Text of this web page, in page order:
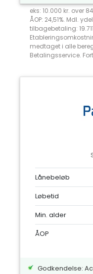
eks: 10.000 kr. over
ÅOP: 24,51%. Mdl.
tilbagebetaling:
medtaget i alle
Betalingsservice.
Lånebeløb
Løbetid
Min. alder
ÅOP
Godkendelse: